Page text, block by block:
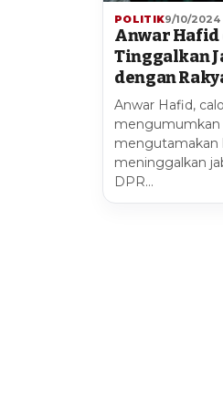
POLITIK9/10/2024
Anwar Hafid
Tinggalkan
dengan
Anwar Hafid,
mengutamakan
meninggalkan
DPR…